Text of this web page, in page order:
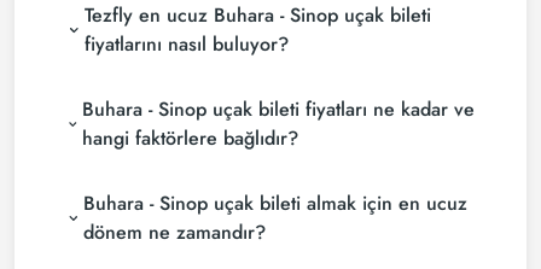
Tezfly en ucuz Buhara - Sinop uçak bileti
fiyatlarını nasıl buluyor?
bulmak için tur operatörleri, büyük rezervasyon
siteleri (konsolidatörler) ve yüzlerce havayolu
sitesini aramaktadır. Tezfly sitesinde yapacağın tek
Buhara - Sinop uçak biletlerini bulup karşılaştırabilir
ve un uygun biletini seçebilirsin.
Buhara - Sinop uçak bileti fiyatları ne kadar ve
hangi faktörlere bağlıdır?
şirketine, seyahat tarihlerinize, bilet sınıfınıza ve
rezervasyon yapılan döneme göre değişiklik
Buhara - Sinop uçak bileti almak için en ucuz
dönem ne zamandır?